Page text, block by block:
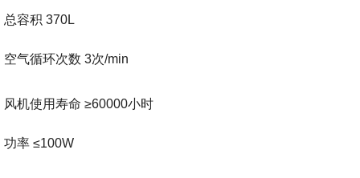
总容积 370L
空气循环次数 3次/min
风机使用寿命 ≥60000小时
功率 ≤100W